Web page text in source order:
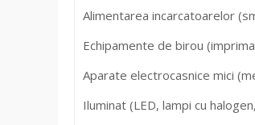
Alimentarea incarcatoarelor
Echipamente de birou
Aparate electrocasnice mici
Iluminat (LED, lampi cu